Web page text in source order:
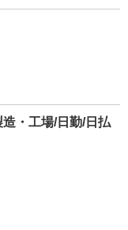
造・工場/日勤/日払